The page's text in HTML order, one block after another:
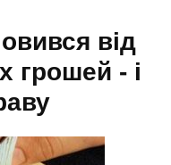
від
грошей - і